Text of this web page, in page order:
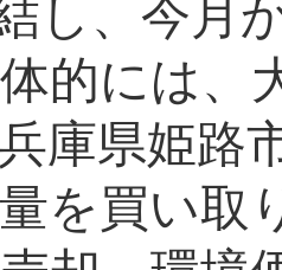
し、今月
的には、
庫県姫路
を買い取